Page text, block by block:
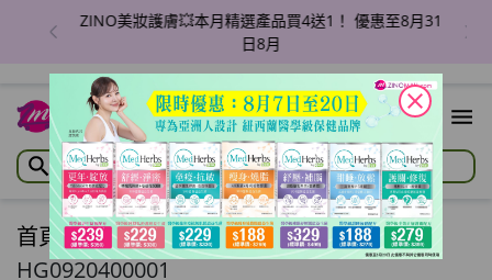
ZINO美妝護膚💥本月精選產品買4送1！ 優惠至8月31
日8月
首頁/草姬 速滅酸(強效版)
HG0920400001
close